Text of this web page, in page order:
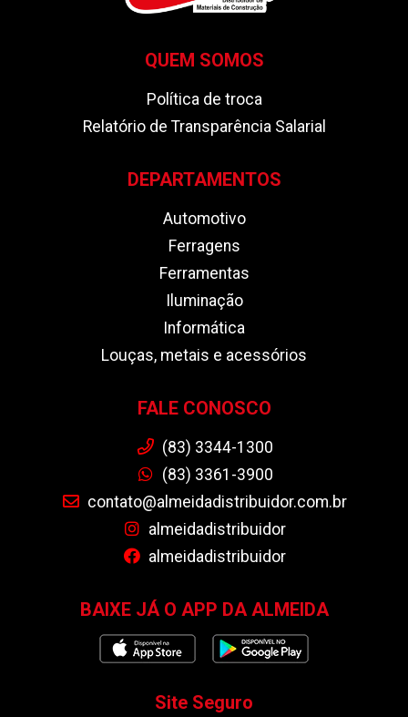
QUEM SOMOS
Política de troca
Relatório de Transparência Salarial
DEPARTAMENTOS
Automotivo
Ferragens
Ferramentas
Iluminação
Informática
Louças, metais e acessórios
FALE CONOSCO
(83) 3344-1300
(83) 3361-3900
contato@almeidadistribuidor.com.br
almeidadistribuidor
almeidadistribuidor
BAIXE JÁ O APP DA ALMEIDA
Site Seguro